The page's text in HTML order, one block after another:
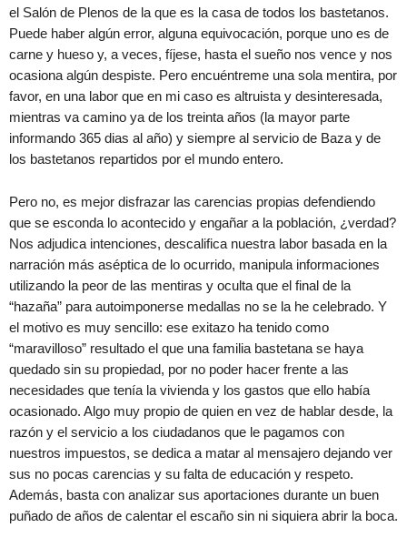
el Salón de Plenos de la que es la casa de todos los bastetanos.
Puede haber algún error, alguna equivocación, porque uno es de
carne y hueso y, a veces, fíjese, hasta el sueño nos vence y nos
ocasiona algún despiste. Pero encuéntreme una sola mentira, por
favor, en una labor que en mi caso es altruista y desinteresada,
mientras va camino ya de los treinta años (la mayor parte
informando 365 dias al año) y siempre al servicio de Baza y de
los bastetanos repartidos por el mundo entero.
Pero no, es mejor disfrazar las carencias propias defendiendo
que se esconda lo acontecido y engañar a la población, ¿verdad?
Nos adjudica intenciones, descalifica nuestra labor basada en la
narración más aséptica de lo ocurrido, manipula informaciones
utilizando la peor de las mentiras y oculta que el final de la
“hazaña” para autoimponerse medallas no se la he celebrado. Y
el motivo es muy sencillo: ese exitazo ha tenido como
“maravilloso” resultado el que una familia bastetana se haya
quedado sin su propiedad, por no poder hacer frente a las
necesidades que tenía la vivienda y los gastos que ello había
ocasionado. Algo muy propio de quien en vez de hablar desde, la
razón y el servicio a los ciudadanos que le pagamos con
nuestros impuestos, se dedica a matar al mensajero dejando ver
sus no pocas carencias y su falta de educación y respeto.
Además, basta con analizar sus aportaciones durante un buen
puñado de años de calentar el escaño sin ni siquiera abrir la boca.